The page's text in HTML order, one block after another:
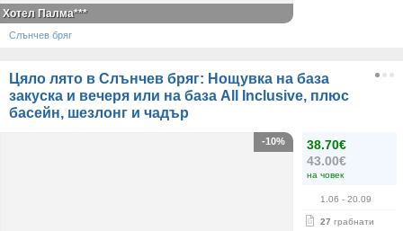
Хотел Палма***
Слънчев бряг
Цяло лято в Слънчев бряг: Нощувка на база
закуска и вечеря или на база All Inclusive, плюс
басейн, шезлонг и чадър
38.70€
43.00€
на човек
1.06 - 20.09
27 грабнати
-10%